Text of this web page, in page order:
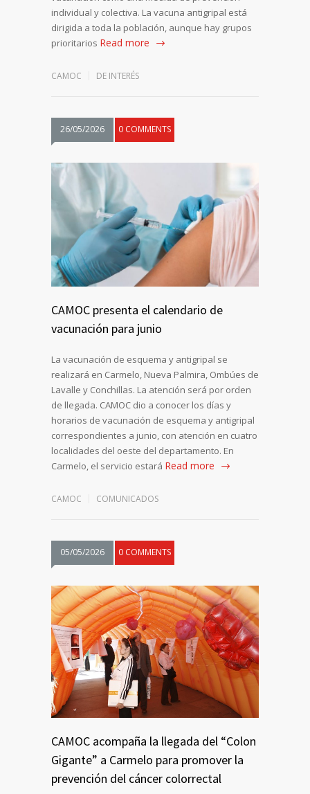
individual y colectiva. La vacuna antigripal está
dirigida a toda la población, aunque hay grupos
prioritarios Read more
CAMOC DE INTERÉS
26/05/2026 0 COMMENTS
CAMOC presenta el calendario de
vacunación para junio
La vacunación de esquema y antigripal se
realizará en Carmelo, Nueva Palmira, Ombúes de
Lavalle y Conchillas. La atención será por orden
de llegada. CAMOC dio a conocer los días y
horarios de vacunación de esquema y antigripal
correspondientes a junio, con atención en cuatro
localidades del oeste del departamento. En
Carmelo, el servicio estará Read more
CAMOC COMUNICADOS
05/05/2026 0 COMMENTS
CAMOC acompaña la llegada del “Colon
Gigante” a Carmelo para promover la
prevención del cáncer colorrectal